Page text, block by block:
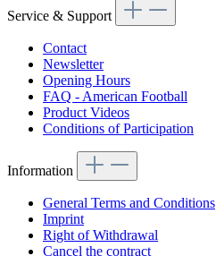
Service & Support
Contact
Newsletter
Opening Hours
FAQ - American Football
Product Videos
Conditions of Participation
Information
General Terms and Conditions
Imprint
Right of Withdrawal
Cancel the contract